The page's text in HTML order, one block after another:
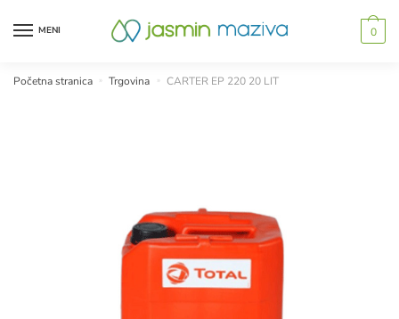
MENI 0
Početna stranica » Trgovina » CARTER EP 220 20 LIT